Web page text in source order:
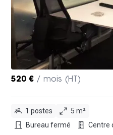
520 € / mois (HT)
1 postes
5 m²
Bureau fermé
Centre